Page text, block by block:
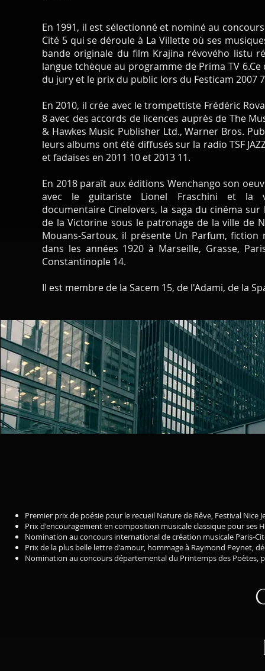
En 1991, il est sélectionné et nominé au
Cité 5 qui se déroule à La Villette où ses
bande originale du film Krajina révového listu
langue tchèque au programme de Prima TV
du jury et le prix du public lors du Festicam 2007
En 2010, il crée avec le trompettiste Frédéric
8 avec des accords de licences auprès de The
& Hawkes Music Publisher Ltd., Warner Bros.
leurs albums ont été diffusés sur la radio TSF
et fadaises en 2011 10 et 2013 11.
En 2018 paraît aux éditions Wenchango son
avec le guitariste Lionel Fraschini et la
documentaire Cinelovers, la saga du cinéma
de la Victorine sous le patronage de la ville de
Mouans-Sartoux, il présente Un Parfum,
dans les années 1920 à Marseille, Grasse,
Constantinople 14.
Il est membre de la Sacem 15, de l'Adami, de la
Premier prix de poésie pour le recueil Nature de Rêve, Festival Nice
Prix d'encouragement en composition musicale classique pour ses
Nomination au concours international de création musicale Paris-
Prix de la plus belle lettre d'amour, hommage à Raymond Peynet,
Nomination au concours départemental du Printemps des Poètes,